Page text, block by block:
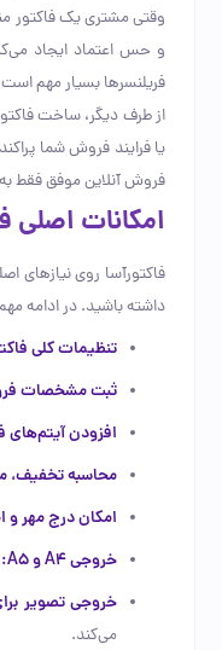
وقتی مشتری یک فاکتور
و حس اعتماد ایجاد
فریلنسرها بسیار مهم
از طرف دیگر، ساخت
یا فرایند فروش شما
فروش آنلاین موفق فقط
امکانات اصلی
فاکتورآسا روی نیازهای
داشته باشید. در ادامه
تنظیمات کلی
ثبت مشخصات
افزودن آیتم‌های
محاسبه تخفیف،
امکان درج مهر و
خروجی A4 و A5:
خروجی تصویر
می‌کند.